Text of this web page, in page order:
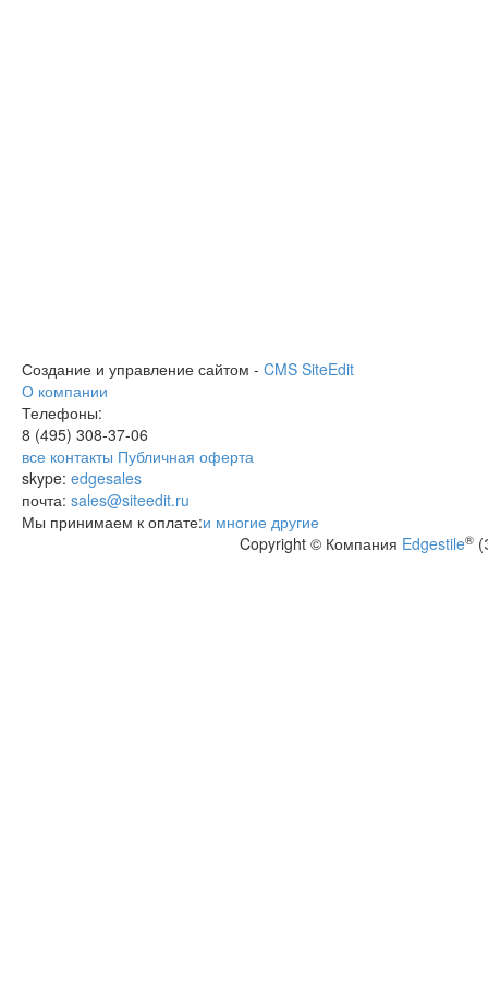
Создание и управление сайтом - CMS SiteEdit
О компании
Телефоны:
8 (495) 308-37-06
все контакты Публичная оферта
skype: edgesales
почта: sales@siteedit.ru
Мы принимаем к оплате:и многие другие
Copyright © Компания Edgestile®